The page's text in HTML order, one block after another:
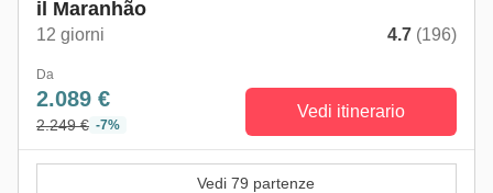
il Maranhão
12 giorni 4.7 (196)
Da
2.089 €
2.249 € -7%
Vedi itinerario
Vedi 79 partenze